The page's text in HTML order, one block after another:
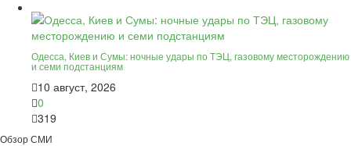
Одесса, Киев и Сумы: ночные удары по ТЭЦ, газовому месторождению
и семи подстанциям
10 август, 2026
0
319
Обзор СМИ